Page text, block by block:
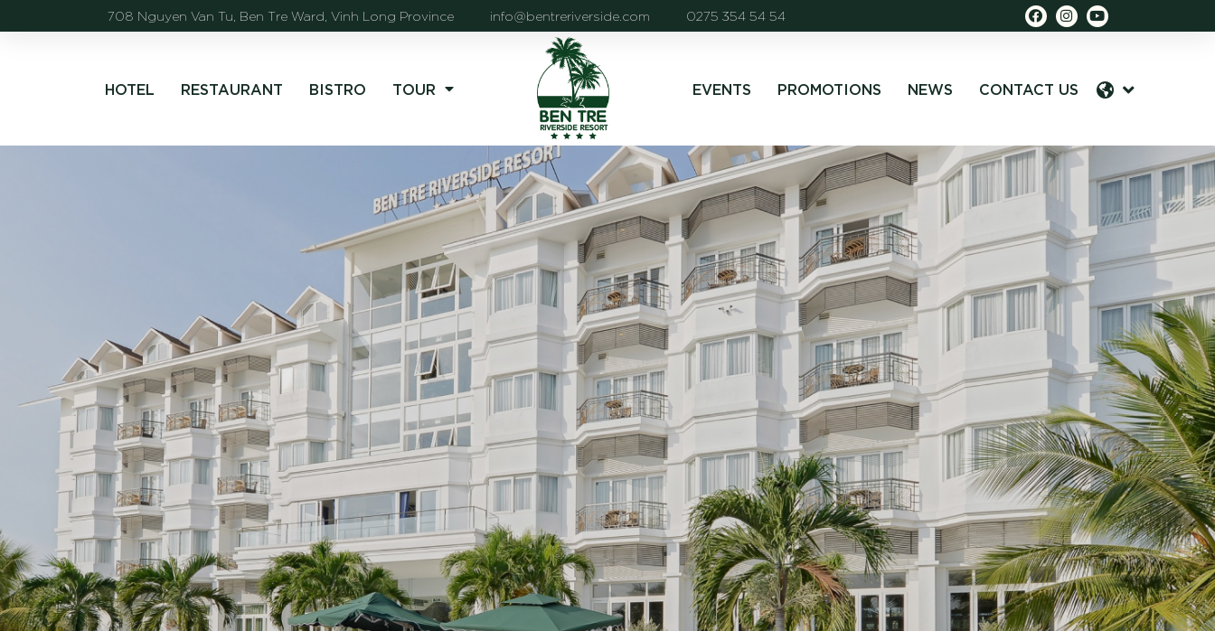
708 Nguyen Van Tu, Ben Tre Ward, Vinh Long Province info@bentreriverside.com 0275 354 54 54
HOTEL RESTAURANT BISTRO TOUR EVENTS PROMOTIONS NEWS CONTACT US